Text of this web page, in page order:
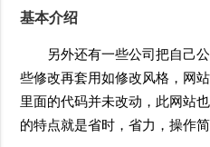
基本介绍
另外还有一些公司把自己公
些修改再套用如修改风格，网
里面的代码并未改动，此网站
的特点就是省时，省力，操作简